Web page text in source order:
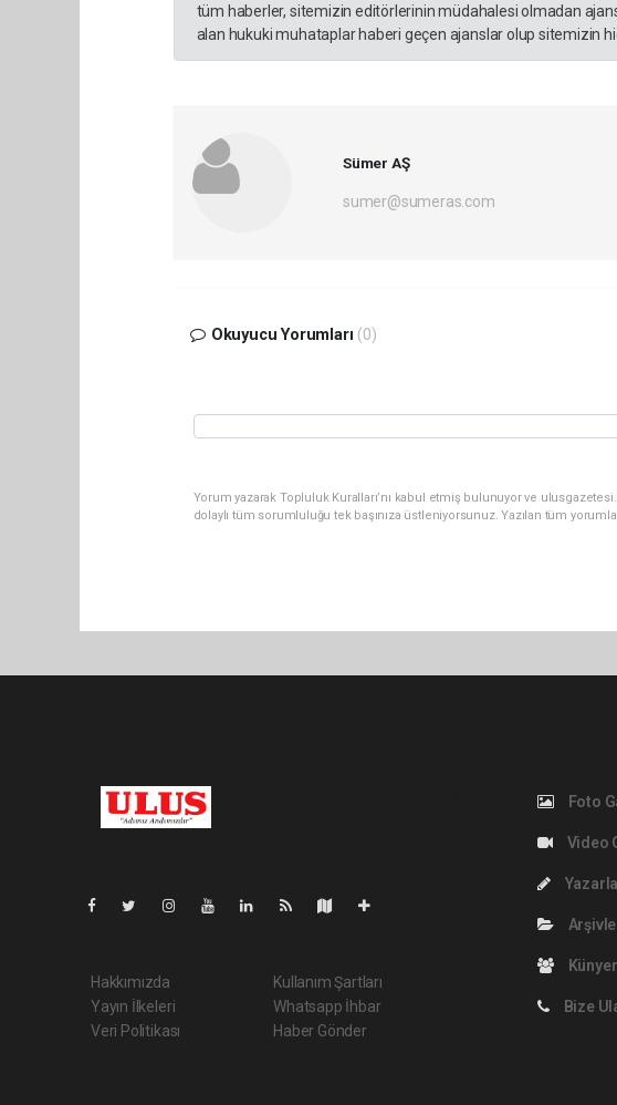
tüm haberler, sitemizin editörlerinin müdahalesi olmadan
alan hukuki muhataplar haberi geçen ajanslar olup sitemizin
Sümer AŞ
sumer@sumeras.com
Okuyucu Yorumları (0)
Yorum yazarak Topluluk Kuralları’nı kabul etmiş bulunuyor ve
dolaylı tüm sorumluluğu tek başınıza üstleniyorsunuz. Yazılan tüm
Hakkımızda
Yayın İlkeleri
Veri Politikası
Kullanım Şartları
Whatsapp İhbar
Haber Gönder
Foto
Video
Bize